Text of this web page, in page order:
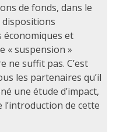
de fonds, dans le
dispositions
économiques et
« suspension »
ne suffit pas. C’est
les partenaires qu’il
une étude d’impact,
l’introduction de cette